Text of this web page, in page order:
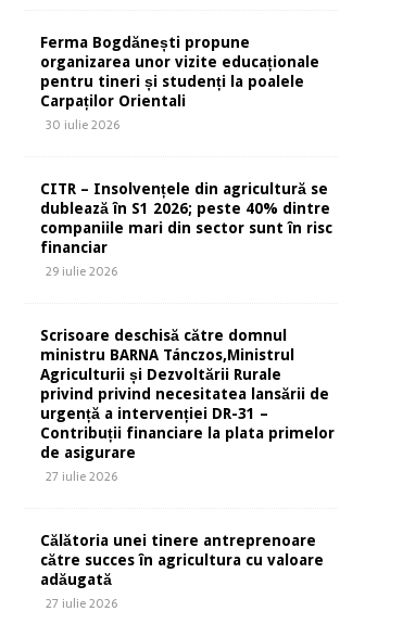
Ferma Bogdănești propune
organizarea unor vizite educaționale
pentru tineri și studenți la poalele
Carpaților Orientali
30 iulie 2026
CITR – Insolvențele din agricultură se
dublează în S1 2026; peste 40% dintre
companiile mari din sector sunt în risc
financiar
29 iulie 2026
Scrisoare deschisă către domnul
ministru BARNA Tánczos,Ministrul
Agriculturii și Dezvoltării Rurale
privind privind necesitatea lansării de
urgență a intervenției DR-31 –
Contribuții financiare la plata primelor
de asigurare
27 iulie 2026
Călătoria unei tinere antreprenoare
către succes în agricultura cu valoare
adăugată
27 iulie 2026